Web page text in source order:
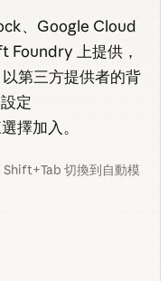
、Google Cloud
上提供，
第三方提供者的背
定
擇加入。
切換到自動模